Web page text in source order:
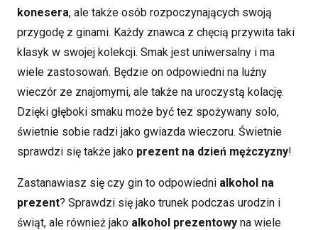
konesera, ale także osób rozpoczynających swoją
przygodę z ginami. Każdy znawca z chęcią przywita taki
klasyk w swojej kolekcji. Smak jest uniwersalny i ma
wiele zastosowań. Będzie on odpowiedni na luźny
wieczór ze znajomymi, ale także na uroczystą kolację.
Dzięki głęboki smaku może być tez spożywany solo,
świetnie sobie radzi jako gwiazda wieczoru. Świetnie
sprawdzi się także jako prezent na dzień mężczyzny!
Zastanawiasz się czy gin to odpowiedni alkohol na
prezent? Sprawdzi się jako trunek podczas urodzin i
świąt, ale również jako alkohol prezentowy na wiele